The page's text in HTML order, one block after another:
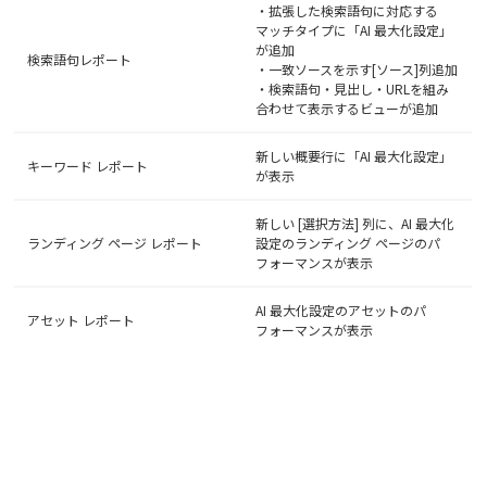
検索語句レポート
・拡張した検索語句に対応する
マッチタイプに「AI 最大化設定」
が追加
・一致ソースを示す[ソース]列追加
・検索語句・見出し・URLを組み
合わせて表示するビューが追加
キーワード レポート
新しい概要行に「AI 最大化設定」
が表示
ランディング ページ レポート
新しい [選択方法] 列に、AI 最大化
設定のランディング ページのパ
フォーマンスが表示
アセット レポート
AI 最大化設定のアセットのパ
フォーマンスが表示